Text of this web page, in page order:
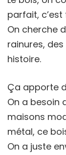
parfait,
On cherche
rainures,
histoire.
Ça apporte
On a besoin
maisons
métal, ce
On a juste